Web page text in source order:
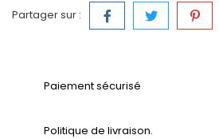
Partager sur :
Paiement sécurisé
Politique de livraison.